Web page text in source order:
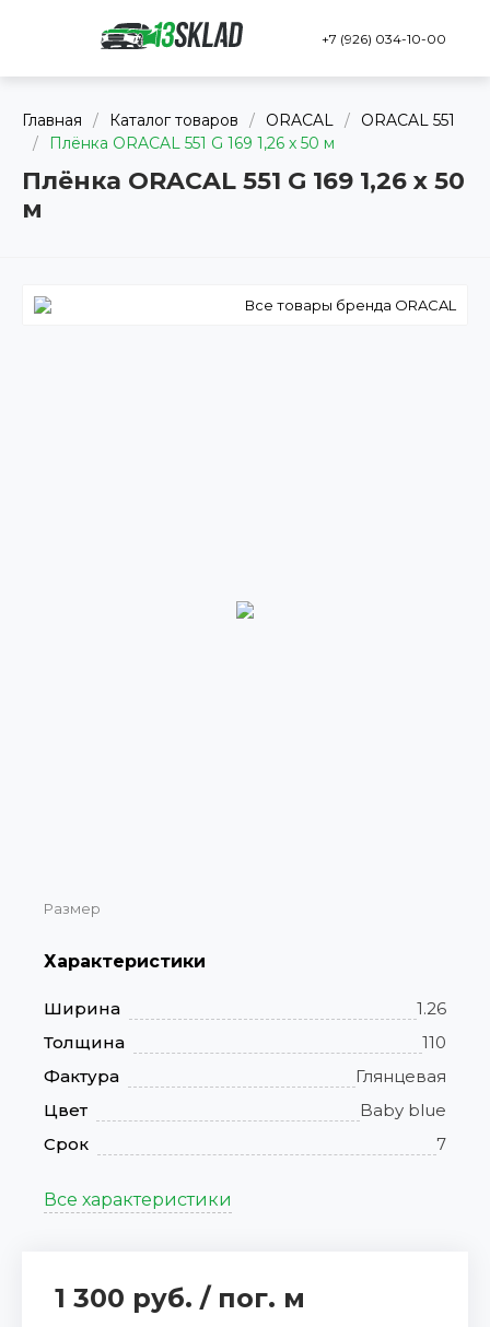
+7 (926) 034-10-00
Главная / Каталог товаров / ORACAL /
ORACAL 551
/
Плёнка ORACAL 551 G 169 1,26 x 50 м
Плёнка ORACAL 551 G 169 1,26 x 50
м
Все товары бренда ORACAL
Размер
Характеристики
Ширина
1.26
Толщина
110
Фактура
Глянцевая
Цвет
Baby blue
Срок
7
Все характеристики
1 300 руб. / пог. м